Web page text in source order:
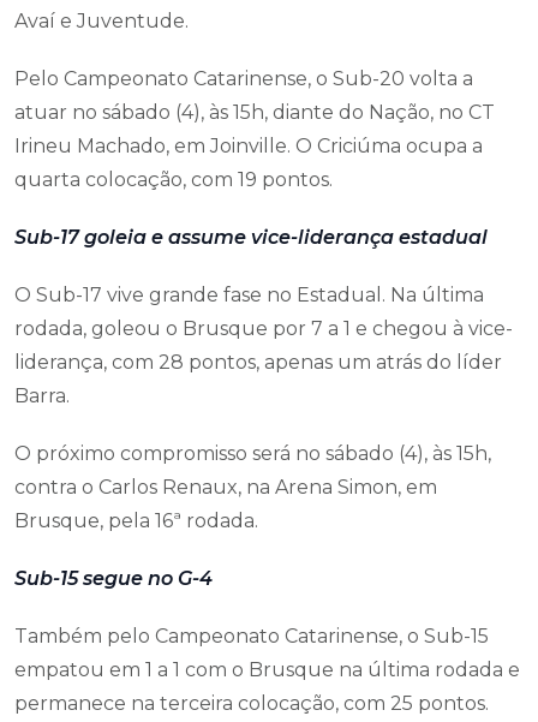
Avaí e Juventude.
Pelo Campeonato Catarinense, o Sub-20 volta a
atuar no sábado (4), às 15h, diante do Nação, no CT
Irineu Machado, em Joinville. O Criciúma ocupa a
quarta colocação, com 19 pontos.
Sub-17 goleia e assume vice-liderança estadual
O Sub-17 vive grande fase no Estadual. Na última
rodada, goleou o Brusque por 7 a 1 e chegou à vice-
liderança, com 28 pontos, apenas um atrás do líder
Barra.
O próximo compromisso será no sábado (4), às 15h,
contra o Carlos Renaux, na Arena Simon, em
Brusque, pela 16ª rodada.
Sub-15 segue no G-4
Também pelo Campeonato Catarinense, o Sub-15
empatou em 1 a 1 com o Brusque na última rodada e
permanece na terceira colocação, com 25 pontos.